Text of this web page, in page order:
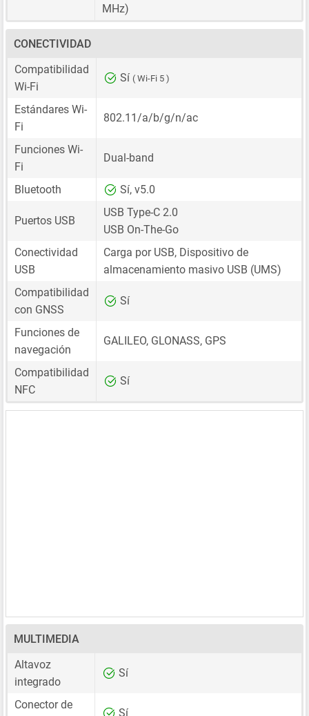
MHz)
CONECTIVIDAD
Compatibilidad
Wi-Fi
Sí ( Wi-Fi 5 )
Estándares Wi-
Fi
802.11/a/b/g/n/ac
Funciones Wi-
Fi
Dual-band
Bluetooth Sí, v5.0
Puertos USB
USB Type-C 2.0
USB On-The-Go
Conectividad
USB
Carga por USB, Dispositivo de
almacenamiento masivo USB (UMS)
Compatibilidad
con GNSS
Sí
Funciones de
navegación
GALILEO, GLONASS, GPS
Compatibilidad
NFC
Sí
MULTIMEDIA
Altavoz
integrado
Sí
Conector de
Sí